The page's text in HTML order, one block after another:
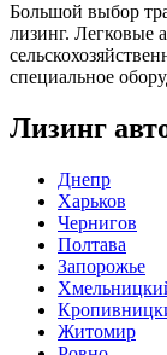
Большой выбор
лизинг. Легковые
специальное
Лизинг
Днепр
Харьков
Чернигов
Полтава
Запорожье
Житомир